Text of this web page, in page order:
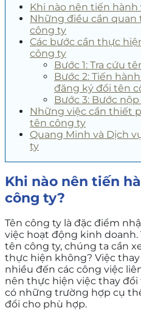
Khi nào nên tiến
Những điều cần
công ty
Các bước cần thực
công ty
Bước 1: Tra cứu
Bước 2: Tiến
đăng ký đổi tên
Bước 3: Bước
Những việc cần thiết
tên công ty
Quang Minh và Dịch
ty
Khi nào nên tiến
công ty?
Tên công ty là đặc điểm
việc hoạt động kinh
tên công ty, chúng ta cần
thực hiện không? Việc
nhiều đến các công việc
nên thực hiện việc thay
có những trường hợp cụ
đổi cho phù hợp.